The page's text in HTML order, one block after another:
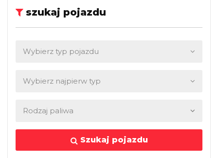
szukaj pojazdu
Szukaj pojazdu